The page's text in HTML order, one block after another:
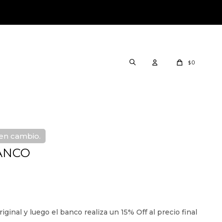
$0
cambio.